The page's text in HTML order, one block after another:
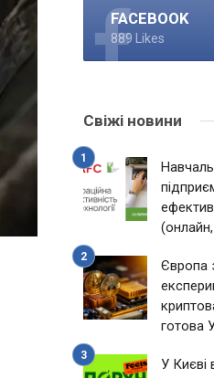
FACEBOOK
889 Likes
Свіжі новини
Європа
готова
У Києві